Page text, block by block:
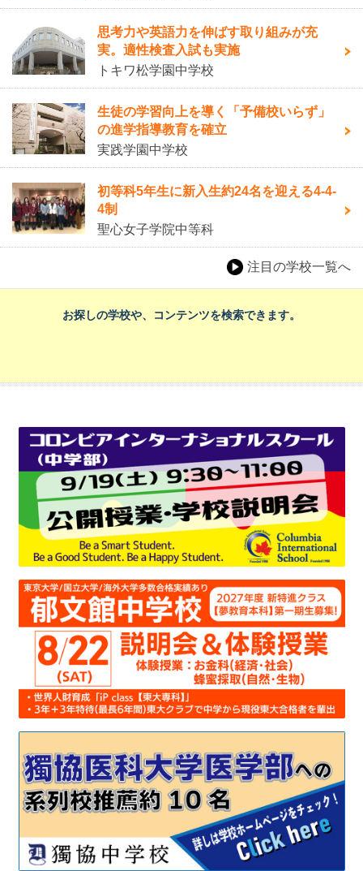
思考力や英語力を伸ばす取り組みが充
実。適性検査入試も実施
トキワ松学園中学校
生徒の学習向上を導く「予備校いらず」
の進学指導教育を確立
実践学園中学校
初等科5年生に新入生約24名を迎える4-4-
4制
聖心女子学院中等科
注目の学校一覧へ
お探しの学校や、コンテンツを検索できます。